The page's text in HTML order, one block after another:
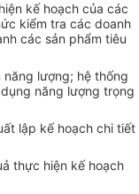
kế hoạch của các
kiểm tra các doanh
các sản phẩm tiêu
lượng; hệ thống
năng lượng trọng
lập kế hoạch chi tiết
thực hiện kế hoạch